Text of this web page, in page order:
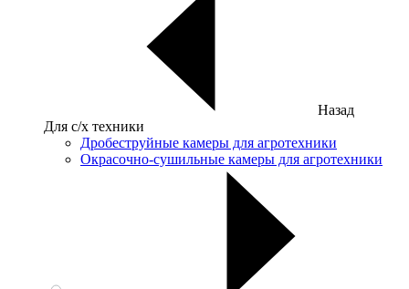
Назад
Для с/х техники
Дробеструйные камеры для агротехники
Окрасочно-сушильные камеры для агротехники